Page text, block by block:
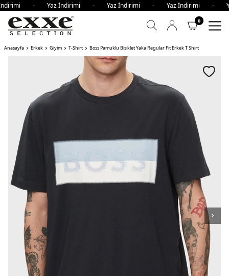
- Yaz İndirimi - Yaz İndirimi - Yaz İndirimi
0
Anasayfa Erkek Giyim T-Shirt Boss Pamuklu Bisiklet Yaka Regular Fit Erkek T Shirt